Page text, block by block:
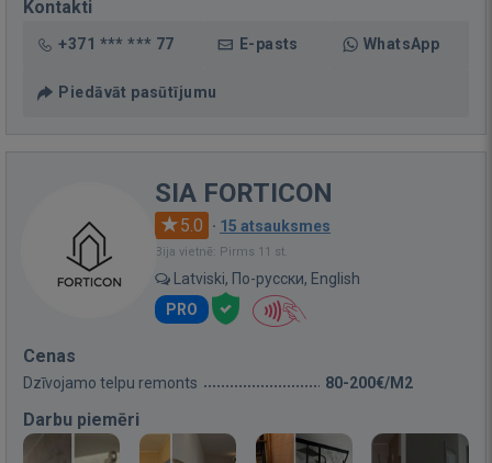
Kontakti
+371 *** *** 77 E-pasts WhatsApp
Piedāvāt pasūtījumu
SIA FORTICON
5.0 · 15 atsauksmes
Bija vietnē: Pirms 11 st.
Latviski, По-русски, English
PRO
Cenas
Dzīvojamo telpu remonts 80-200€/M2
Darbu piemēri